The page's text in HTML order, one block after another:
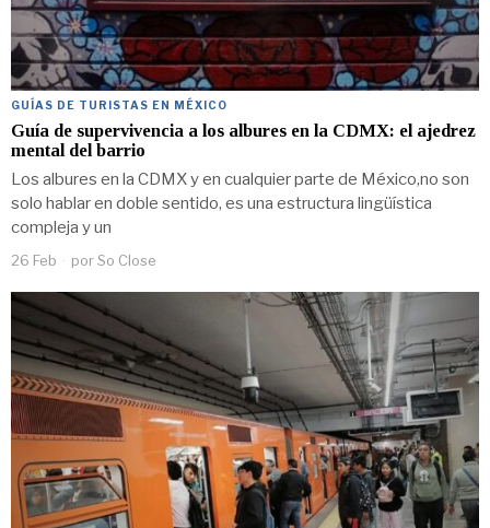
GUÍAS DE TURISTAS EN MÉXICO
Guía de supervivencia a los albures en la CDMX: el ajedrez
mental del barrio
Los albures en la CDMX y en cualquier parte de México,no son
solo hablar en doble sentido, es una estructura lingüística
compleja y un
26 Feb porSo Close